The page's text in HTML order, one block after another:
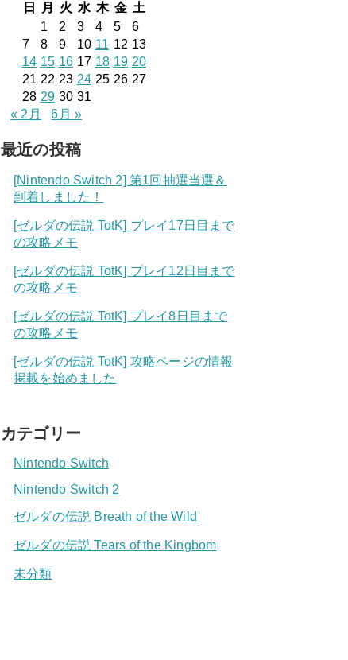
日
月 火 水 木 金 土
1
2 3 4 5
6
7
8 9 10 11 12 13
14 15 16 17 18 19 20
21 22 23 24 25 26 27
28 29 30 31
« 2月
6月 »
最近の投稿
[Nintendo Switch 2] 第1回抽選当選＆
到着しました！
[ゼルダの伝説 TotK] プレイ17日目まで
の攻略メモ
[ゼルダの伝説 TotK] プレイ12日目まで
の攻略メモ
[ゼルダの伝説 TotK] プレイ8日目まで
の攻略メモ
[ゼルダの伝説 TotK] 攻略ページの情報
掲載を始めました
カテゴリー
Nintendo Switch
Nintendo Switch 2
ゼルダの伝説 Breath of the Wild
ゼルダの伝説 Tears of the Kingbom
未分類